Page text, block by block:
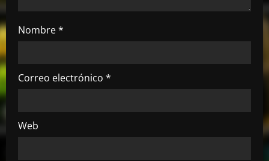
r
a
d
a
s
Nombre*
Correo electrónico *
Web